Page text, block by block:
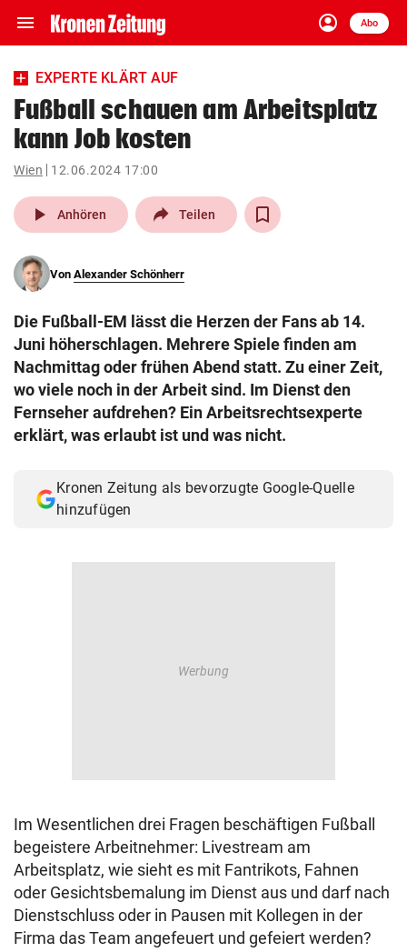
menu Navigation
ein-/ausklappen
account_circle
Anmelden
Abo
close Schließen
account_circle Anmelden
pin_drop
Wien arrow_right
search
eingeben
Muthgasse 2, 1190 Wien
EXPERTE KLÄRT AUF
Fußball schauen am Arbeitsplatz
kann Job kosten
Wien 12.06.2024 17:00
play_arrow Anhören Teilen
Von Alexander Schönherr
Die Fußball-EM lässt die Herzen der Fans ab 14.
Juni höherschlagen. Mehrere Spiele finden am
Nachmittag oder frühen Abend statt. Zu einer Zeit,
wo viele noch in der Arbeit sind. Im Dienst den
Fernseher aufdrehen? Ein Arbeitsrechtsexperte
erklärt, was erlaubt ist und was nicht.
Kronen Zeitung als bevorzugte Google-Quelle
hinzufügen
Im Wesentlichen drei Fragen beschäftigen Fußball
begeistere Arbeitnehmer: Livestream am
Arbeitsplatz, wie sieht es mit Fantrikots, Fahnen
oder Gesichtsbemalung im Dienst aus und darf nach
Dienstschluss oder in Pausen mit Kollegen in der
Firma das Team angefeuert und gefeiert werden?